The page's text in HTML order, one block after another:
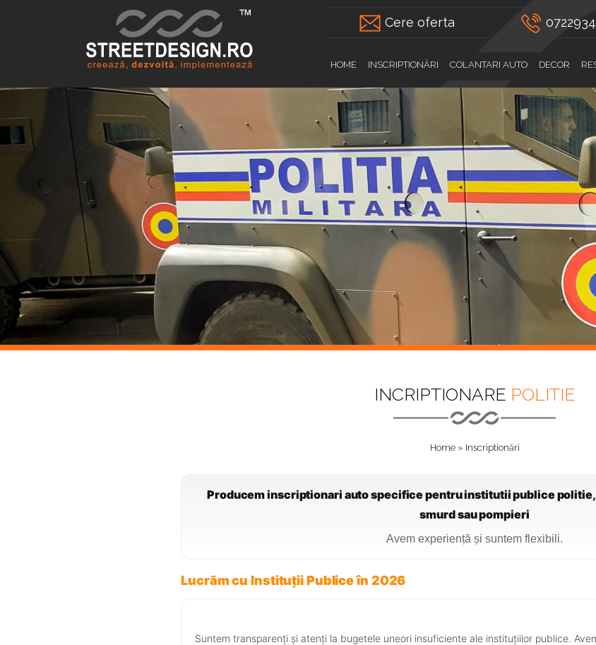
Cere oferta
HOME INSCRIPTIONĂRI COLANTARI AUTO DECOR
INCRIPTIONARE POLITIE
Home» Inscriptionări
Producem inscriptionari auto specifice pentru institutii publice politie,
smurd sau pompieri
Avem experiență și suntem flexibili.
Lucrăm cu Instituții Publice în 2026
Suntem transparenți și atenți la bugetele uneori insuficiente ale instituțiilor publice.